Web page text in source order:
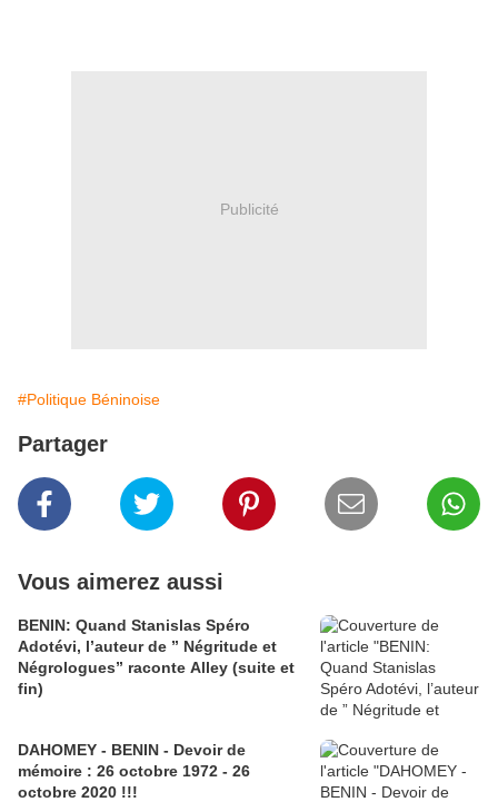
Publicité
#Politique Béninoise
Partager
Vous aimerez aussi
BENIN: Quand Stanislas Spéro
Adotévi, l’auteur de ” Négritude et
Négrologues” raconte Alley (suite et
fin)
DAHOMEY - BENIN - Devoir de
mémoire : 26 octobre 1972 - 26
octobre 2020 !!!